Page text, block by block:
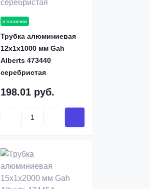
в наличии
Трубка алюминиевая
12х1х1000 мм Gah
Alberts 473440
серебристая
198.01 руб.